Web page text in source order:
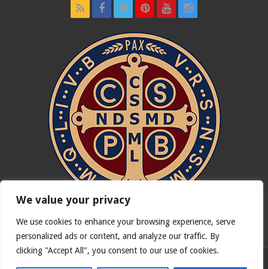
We value your privacy
We use cookies to enhance your browsing experience, serve
personalized ads or content, and analyze our traffic. By
clicking "Accept All", you consent to our use of cookies.
In nómine Patris, et Fílii, et Spíritus Sancti. Amen.